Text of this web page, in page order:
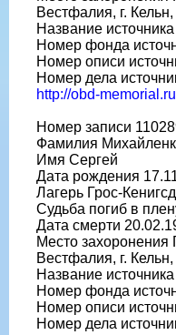
Вестфалия, г.
Название
Номер фонда
Номер описи
Номер дела
http://obd-
Номер записи
Фамилия
Имя Сергей
Дата рождения
Лагерь Грос-
Судьба погиб в
Дата смерти
Место
Вестфалия, г.
Название
Номер фонда
Номер описи
Номер дела